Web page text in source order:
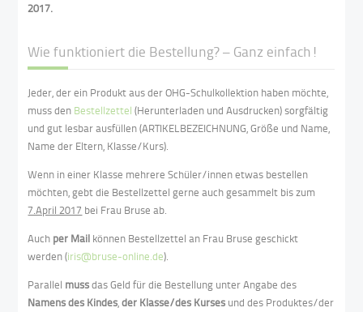
2017.
Wie funktioniert die Bestellung? – Ganz einfach!
Jeder, der ein Produkt aus der OHG-Schulkollektion haben möchte,
muss den Bestellzettel (Herunterladen und Ausdrucken) sorgfältig
und gut lesbar ausfüllen (ARTIKELBEZEICHNUNG, Größe und Name,
Name der Eltern, Klasse/Kurs).
Wenn in einer Klasse mehrere Schüler/innen etwas bestellen
möchten, gebt die Bestellzettel gerne auch gesammelt bis zum
7.April 2017 bei Frau Bruse ab.
Auch per Mail können Bestellzettel an Frau Bruse geschickt
werden (iris@bruse-online.de).
Parallel mussdas Geld für die Bestellung unter Angabe des
Namens des Kindes,der Klasse/des Kurses und des Produktes/der